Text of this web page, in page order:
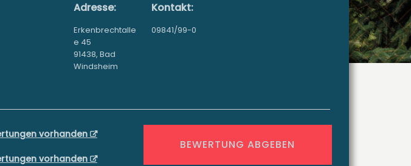
Adresse:
Erkenbrechtalle
e 45
91438, Bad
Windsheim
Kontakt:
09841/99-0
vorhanden
vorhanden
BEWERTUNG ABGEBEN